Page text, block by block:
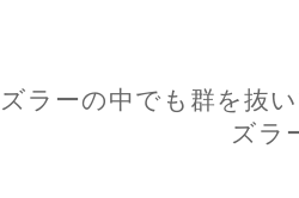
ラーの中でも群を抜
ズラ